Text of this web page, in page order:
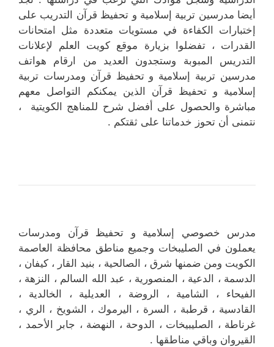
أيضا مدرسين تربية إسلامية و تحفيظ قرآن التدريب على
إختبارات الكفاءة في مستويات متعددة مثل امتحانات
القدرات ، تفضلوا بزيارة موقع كويت العلم لإعلانات
التدريس المبوبة وستجدون العديد من ارقام هواتف
مدرسين تربية إسلامية و تحفيظ قرآن ومدرسات تربية
إسلامية و تحفيظ قرآن الذين يمكنكم التواصل معهم
مباشرة والحصول على أفضل شرح للمناهج الكويتية ،
نتمنى أن تحوز خدماتنا على ثقتكم .
مدرس خصوصي إسلامية و تحفيظ قرآن ومدرسات
يعملون في الصليبخات وجميع مناطق محافظة العاصمة
الكويت ومن ضمنها شرق ، الصالحية ، بنيد القار ، كيفان ،
الدسمة ، الدعية ، المنصورية ، عبد الله السالم ، النزهة ،
الفيحاء ، الشامية ، الروضة ، العديلية ، الخالدية ،
القادسية ، قرطبة ، السرة ، اليرموك ، الشويخ ، الري ،
غرناطة ، الصليبيخات ، الدوحة ، النهضة ، جابر الأحمد ،
القيروان وباقي مناطقها .